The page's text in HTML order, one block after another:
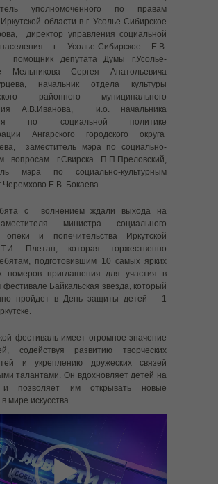
«Байкальская Звезда — 2025»
декоративно-прикладного творчества
звезда — 2025»
тур Областного Фестиваля
звезда – 2025» г. Усолье-Сибирское
звезда 2024
концерт отборочного тура Областного
«Байкальская звезда – 2024» г. Усолье-
тур Областного Фестиваля
звезда 2023
финала областного фестиваля детского и
творчества «Байкальская звезда 2023»
концерт “Байкальская звезда 2023”
звезда 2022
звезда 2022
звезда 2021
тур областного фестиваля для
одаренных детей-сирот, детей, оставшихся
родителей, детей-инвалидов, детей,
в трудной жизненной ситуации
звезда – 2021»
уполномоченного по правам
области в г. Усолье-Сибирское
директор управления социальной
г. Усолье-Сибирское Е.В.
помощник депутата Думы г.Усолье-
Мельникова Сергея Анатольевича
начальник отдела культуры
районного муниципального
А.В.Иванова, и.о. начальника
по социальной политике
Ангарского городского округа
заместитель мэра по социально-
вопросам г.Свирска П.П.Преловский,
мэра по социально-культурным
Е.В. Бокаева.
с волнением ждали выхода на
министра социального
опеки и попечительства Иркутской
Плетан, которая торжественно
подготовившим 10 самых ярких
номеров приглашения для участия в
фестивале Байкальская звезда, который
пройдет в День защиты детей 1
фестиваль имеет огромное значение
содействуя развитию творческих
и укреплению дружеских связей
талантами. Он вдохновляет детей на
и позволяет им открывать новые
мире искусства.